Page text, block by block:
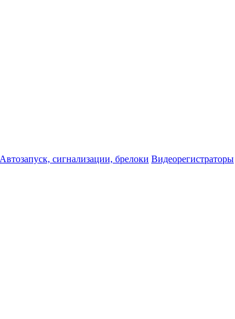
Автозапуск, сигнализации, брелоки Видеорегистраторы